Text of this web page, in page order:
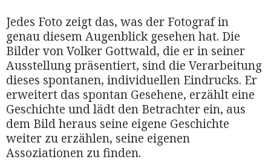
Jedes Foto zeigt das, was der Fotograf in
genau diesem Augenblick gesehen hat. Die
Bilder von Volker Gottwald, die er in seiner
Ausstellung präsentiert, sind die Verarbeitung
dieses spontanen, individuellen Eindrucks. Er
erweitert das spontan Gesehene, erzählt eine
Geschichte und lädt den Betrachter ein, aus
dem Bild heraus seine eigene Geschichte
weiter zu erzählen, seine eigenen
Assoziationen zu finden.